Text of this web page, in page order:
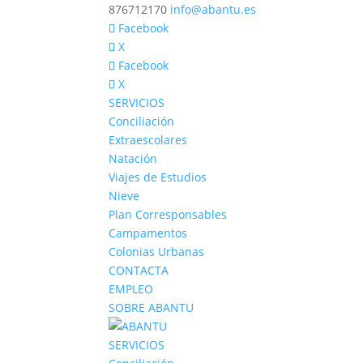
876712170 info@abantu.es
Facebook
X
Facebook
X
SERVICIOS
Conciliación
Extraescolares
Natación
Viajes de Estudios
Nieve
Plan Corresponsables
Campamentos
Colonias Urbanas
CONTACTA
EMPLEO
SOBRE ABANTU
SERVICIOS